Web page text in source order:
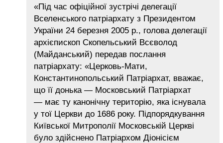
«Під час офіційної зустрічі делегації
Вселенського патріархату з Президентом
України 24 березня 2005 р., голова делегації
архієпископ Скопельський Всєволод
(Майданський) передав послання
патріархату: «Церковь-Мати,
Константинопольський Патріархат, вважає,
що її донька — Московський Патріархат
— має ту канонічну територію, яка існувала
у тої Церкви до 1686 року. Підпорядкування
Київської Митрополії Московській Церкві
було здійснено Патріархом Діонісієм